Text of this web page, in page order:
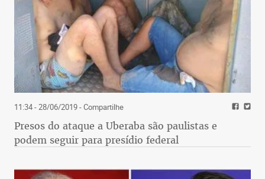
11:34 - 28/06/2019- Compartilhe
Presos do ataque a Uberaba são paulistas e
podem seguir para presídio federal